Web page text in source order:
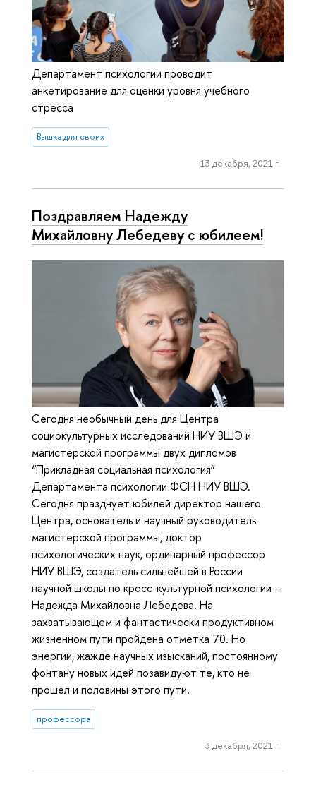
Департамент психологии проводит
анкетирование для оценки уровня учебного
стресса
Вышка для своих
13 декабря, 2021 г.
Поздравляем Надежду
Михайловну Лебедеву с юбилеем!
Сегодня необычный день для Центра
социокультурных исследований НИУ ВШЭ и
магистерской программы двух дипломов
“Прикладная социальная психология”
Департамента психологии ФСН НИУ ВШЭ.
Сегодня празднует юбилей директор нашего
Центра, основатель и научный руководитель
магистерской программы, доктор
психологических наук, ординарный профессор
НИУ ВШЭ, создатель сильнейшей в России
научной школы по кросс-культурной психологии –
Надежда Михайловна Лебедева. На
захватывающем и фантастически продуктивном
жизненном пути пройдена отметка 70. Но
энергии, жажде научных изысканий, постоянному
фонтану новых идей позавидуют те, кто не
прошел и половины этого пути.
профессора
3 декабря, 2021 г.